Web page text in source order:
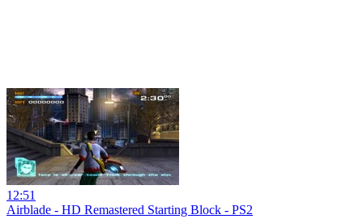
12:51
Airblade - HD Remastered Starting Block - PS2